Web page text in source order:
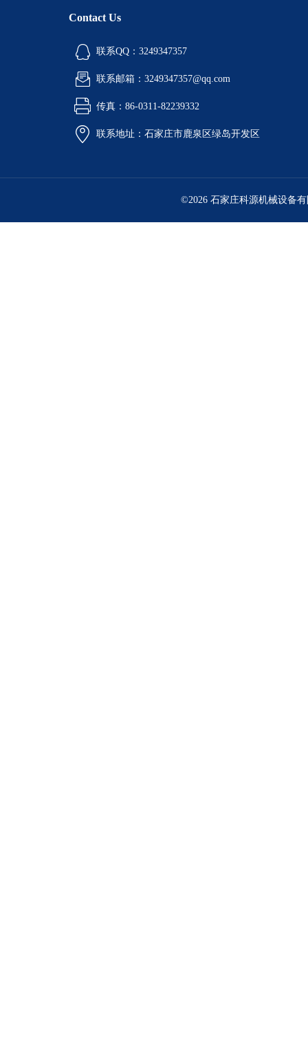
Contact Us
联系QQ：3249347357
联系邮箱：3249347357@qq.com
传真：86-0311-82239332
联系地址：石家庄市鹿泉区绿岛开发区
©2026 石家庄科源机械设备